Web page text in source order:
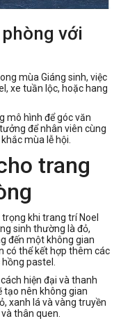
với
mùa Giáng sinh, việc
xe tuần lộc, hoặc hang
mô hình để góc văn
để nhân viên cùng
mùa lễ hội.
trang
khi trang trí Noel
sinh thường là đỏ,
đến một không gian
có thể kết hợp thêm các
pastel.
hiện đại và thanh
tạo nên không gian
xanh lá và vàng truyền
thân quen.